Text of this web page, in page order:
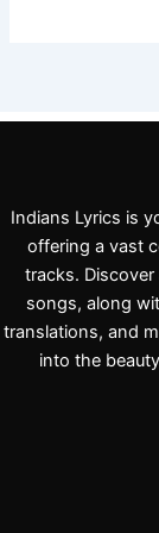
Indians Lyrics is
offering a vast
tracks.
songs, along
translations, and
into the